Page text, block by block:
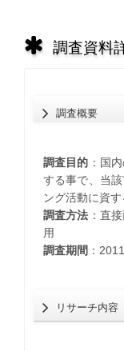
調査資料
調査概要
調査目的 ：国
する事で、当
ング活動に資す
調査方法 ：直
用
調査期間 ：
リサーチ内容